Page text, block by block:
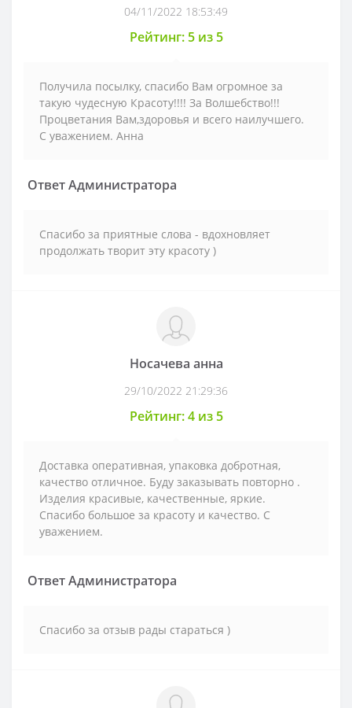
04/11/2022 18:53:49
Рейтинг: 5 из 5
Получила посылку, спасибо Вам огромное за
такую чудесную Красоту!!!! За Волшебство!!!
Процветания Вам,здоровья и всего наилучшего.
С уважением. Анна
Ответ Администратора
Спасибо за приятные слова - вдохновляет
продолжать творит эту красоту )
Носачева анна
29/10/2022 21:29:36
Рейтинг: 4 из 5
Доставка оперативная, упаковка добротная,
качество отличное. Буду заказывать повторно .
Изделия красивые, качественные, яркие.
Спасибо большое за красоту и качество. С
уважением.
Ответ Администратора
Спасибо за отзыв рады стараться )